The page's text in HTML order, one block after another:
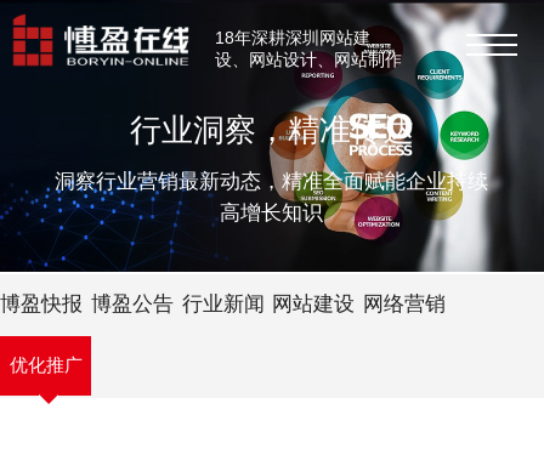
18年深耕深圳网站建
设、网站设计、网站制作
行业洞察，精准传达
洞察行业营销最新动态，精准全面赋能企业持续
高增长知识
博盈快报 博盈公告 行业新闻 网站建设 网络营销
优化推广